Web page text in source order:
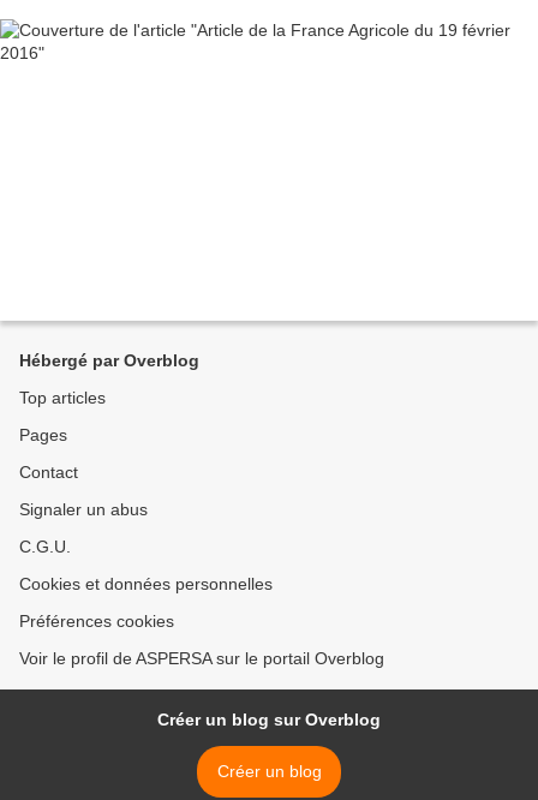
Hébergé par Overblog
Top articles
Pages
Contact
Signaler un abus
C.G.U.
Cookies et données personnelles
Préférences cookies
Voir le profil de ASPERSA sur le portail Overblog
Créer un blog sur Overblog
Créer un blog